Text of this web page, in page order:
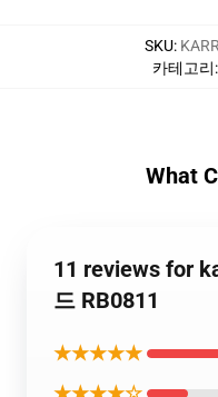
SKU:
카테고리:
What
11 reviews for
드 RB0811
★★★★★